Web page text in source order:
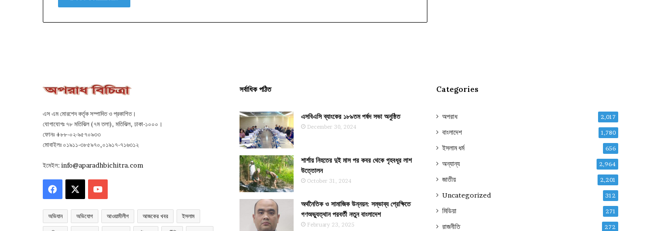
এস এম মোরশেদ কর্তৃক সম্পাদিত ও প্রকাশিত।
যোগাযোগঃ ৭৮ মতিঝিল (৭ম তলা), মতিঝিল, ঢাকা-১০০০।
ফোনঃ +৮৮-০২-৯৫৭০৯৩৩
মোবাইলঃ ০১৯১১-৩৮৫৯৭০,০১৯১৭-৭১৬৩১২
ইমেইল:info@aparadhbichitra.com
Facebook YouTube
অভিযান অভিযোগ আওয়ামীলীগ আজকের খবর ইসলাম
সর্বাধিক পঠিত
এসবিএসি ব্যাংকের ১৮৯তম পর্ষদ সভা অনুষ্ঠিত
December 30, 2024
শার্শায় নিহতের দুই মাস পর কবর থেকে গৃহবধূর লাশ
উত্তোলন
October 31, 2024
অর্থনৈতিক ও সামাজিক উন্নয়ন: সম্ভাব্য প্রেক্ষিতে
গণঅভ্যুত্থান পরবর্তী নতুন বাংলাদেশ
February 23, 2025
Categories
অপরাধ 2,017
বাংলাদেশ 1,780
ইসলাম ধর্ম 656
অন্যান্য 2,964
জাতীয় 2,201
Uncategorized 312
মিডিয়া 271
রাজনীতি 272